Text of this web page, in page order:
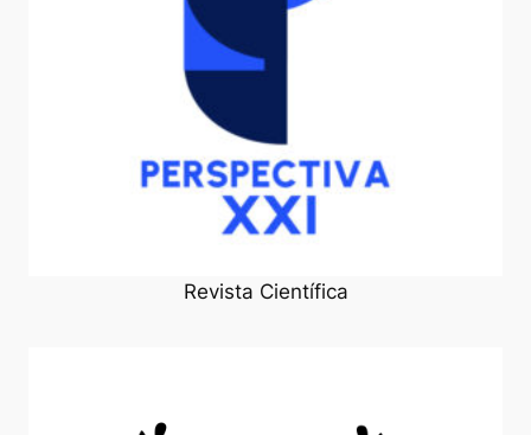
Revista Científica